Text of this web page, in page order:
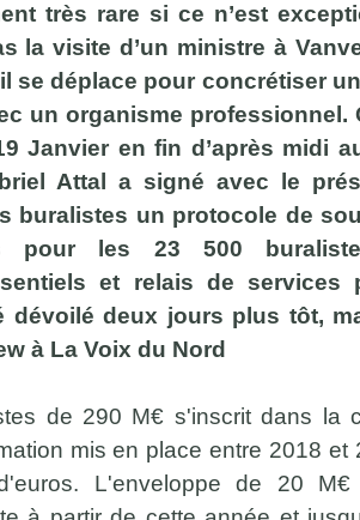
très rare si ce n’est
la visite d’un ministre à
se déplace pour concrétiser
un organisme professionnel.
Janvier en fin d’après midi
Attal a signé avec le
buralistes un protocole de
les 23 500
et relais de services
dévoilé deux jours plus tôt,
à La Voix du Nord
de 290 M€ s'inscrit dans la
mis en place entre 2018 et
L'enveloppe de 20